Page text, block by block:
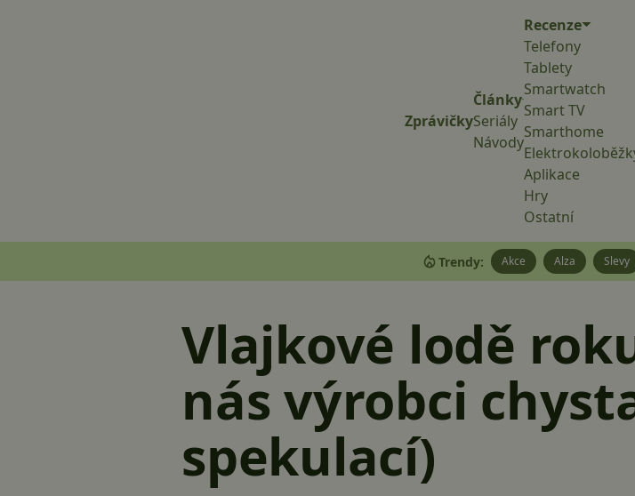
Zprávičky
Články
Seriály
Návody
Recenze
Telefony
Tablety
Smartwatch
Smart TV
Smarthome
Aplikace
Hry
Ostatní
Trendy: Akce Alza Slevy
Vlajkové lodě
nás výrobci
spekulací)